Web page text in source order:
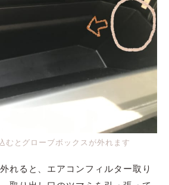
むとグローブボックスが外れます
れると、エアコンフィルター取り